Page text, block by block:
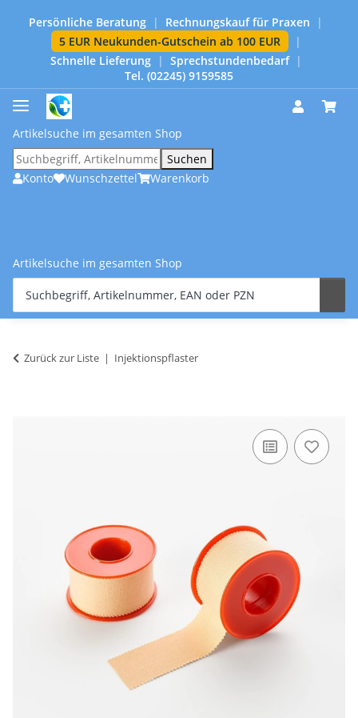
Persönliche Beratung | Rechnungskauf für Praxen
|
5 EUR Neukunden-Gutschein ab 100 EUR
|
Schnelle Lieferung
| Sprechstundenbedarf
|
Tel. (02245) 9159585
Artikelsuche im gesamten Shop
Suchen
Konto
Wunschzettel Warenkorb
Artikelsuche im gesamten Shop
Zurück zur Liste Injektionspflaster